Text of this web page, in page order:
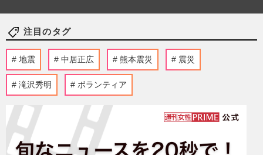
注目のタグ
地震 中居正広 熊本震災 震災
滝沢秀明 ボランティア